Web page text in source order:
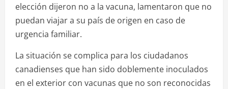
elección dijeron no a la vacuna, lamentaron que no
puedan viajar a su país de origen en caso de
urgencia familiar.
La situación se complica para los ciudadanos
canadienses que han sido doblemente inoculados
en el exterior con vacunas que no son reconocidas